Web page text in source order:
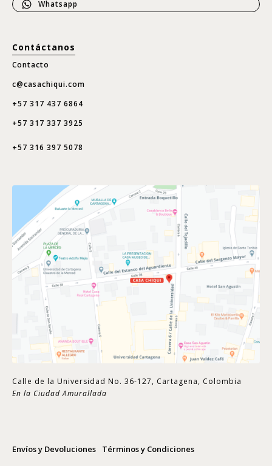
Whatsapp
Contáctanos
Contacto
c@casachiqui.com
+57 317 437 6864
+57 317 337 3925
+57 316 397 5078
Calle de la Universidad No. 36-127, Cartagena, Colombia
En la Ciudad Amurallada
Envíos y Devoluciones Términos y Condiciones